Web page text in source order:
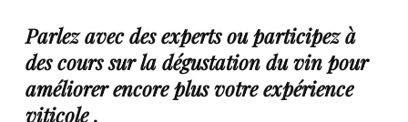
Parlez avec des experts ou participez à
des cours sur la dégustation du vin pour
améliorer encore plus votre expérience
viticole .